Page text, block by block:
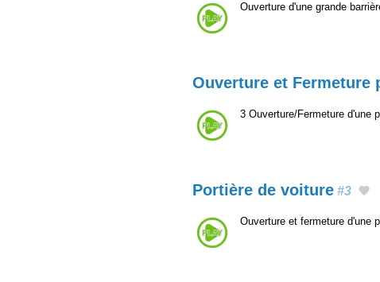
Ouverture d'une grande
Ouverture et Fermeture
3 Ouverture/Fermeture d'une
Portière de voiture #3
Ouverture et fermeture d'une